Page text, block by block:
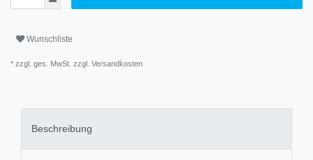
Wunschliste
* zzgl. ges. MwSt. zzgl. Versandkosten
Beschreibung